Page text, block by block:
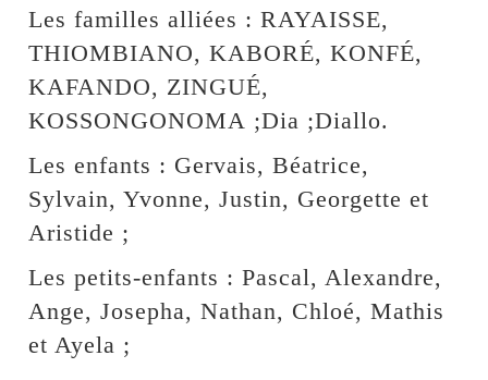
Les familles alliées : RAYAISSE,
THIOMBIANO, KABORÉ, KONFÉ,
KAFANDO, ZINGUÉ,
KOSSONGONOMA ;Dia ;Diallo.
Les enfants : Gervais, Béatrice,
Sylvain, Yvonne, Justin, Georgette et
Aristide ;
Les petits-enfants : Pascal, Alexandre,
Ange, Josepha, Nathan, Chloé, Mathis
et Ayela ;